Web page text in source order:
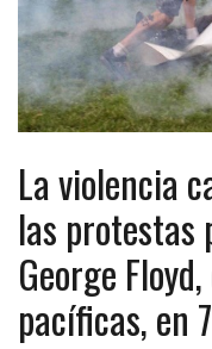
La violencia
las protestas
George
pacíficas, en